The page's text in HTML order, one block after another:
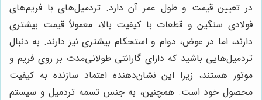
در تعیین قیمت و طول عمر آن دارد. تردمیل‌های با فریم‌های
فولادی سنگین و قطعات با کیفیت بالا، معمولاً قیمت بیشتری
دارند، اما در عوض، دوام و استحکام بیشتری نیز دارند. به دنبال
تردمیل‌هایی باشید که دارای گارانتی طولانی‌مدت بر روی فریم و
موتور هستند، زیرا این نشان‌دهنده اعتماد سازنده به کیفیت
محصول خود است. همچنین، به جنس تسمه تردمیل و سیستم